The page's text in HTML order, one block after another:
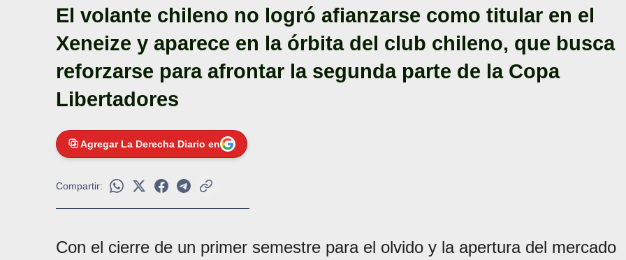
El volante chileno no logró afianzarse como titular en el
Xeneize y aparece en la órbita del club chileno, que busca
reforzarse para afrontar la segunda parte de la Copa
Libertadores
Agregar La Derecha Diario en
Compartir:
Con el cierre de un primer semestre para el olvido y la apertura del mercado